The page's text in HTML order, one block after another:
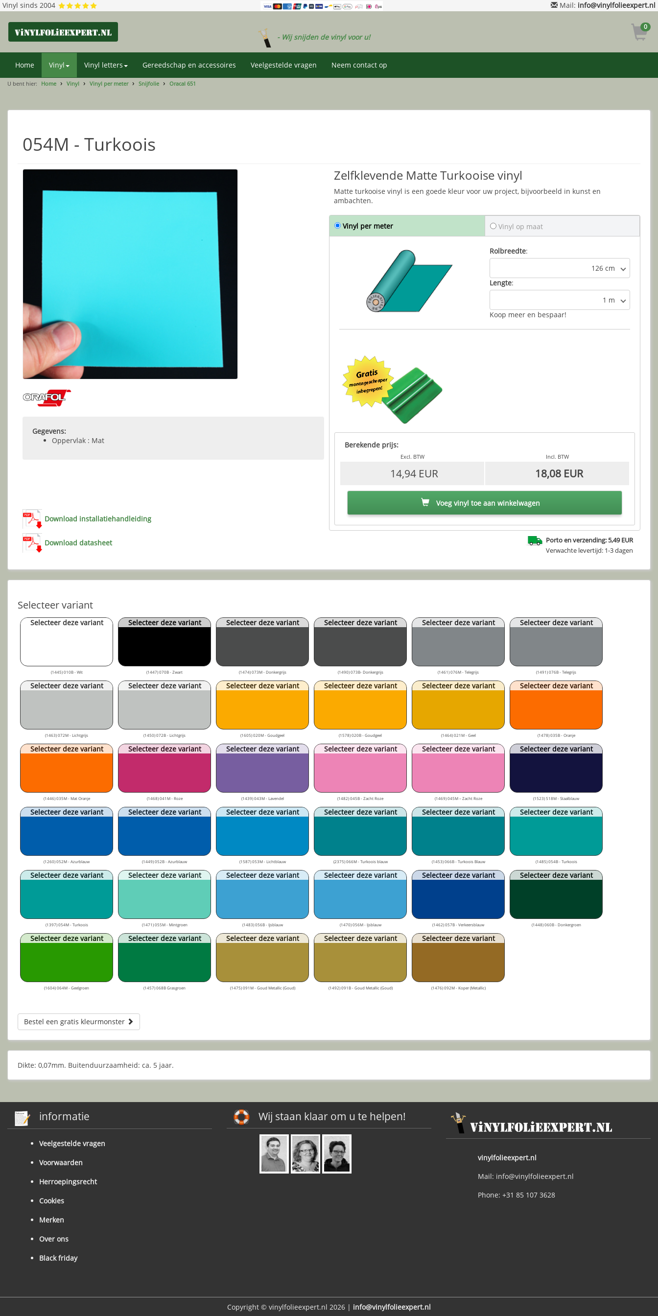
Vinyl sinds 2004 Mail: info@vinylfolieexpert.nl
- Wij snijden de vinyl voor u!
0
Home Vinyl Vinyl letters Gereedschap en accessoires Veelgestelde vragen Neem contact op
U bent hier: Home Vinyl Vinyl per meter Snijfolie Oracal 651
054M - Turkoois
Gegevens:
Oppervlak : Mat
Download installatiehandleiding
Download datasheet
Zelfklevende Matte Turkooise vinyl
Matte turkooise vinyl is een goede kleur voor uw project, bijvoorbeeld in kunst en
ambachten.
Vinyl per meter Vinyl op maat
Rolbreedte:
126 cm
Lengte:
1 m
Koop meer en bespaar!
Berekende prijs:
Excl. BTW Incl. BTW
14,94 EUR 18,08 EUR
Voeg vinyl toe aan winkelwagen
Porto en verzending: 5,49 EUR
Verwachte levertijd: 1-3 dagen
Selecteer variant
Selecteer deze variant
(1445) 010B - Wit
Selecteer deze variant
(1447) 070B - Zwart
Selecteer deze variant
(1474) 073M - Donkergrijs
Selecteer deze variant
(1490) 073B- Donkergrijs
Selecteer deze variant
(1461) 076M - Telegrijs
Selecteer deze variant
(1491) 076B - Telegrijs
Selecteer deze variant
(1463) 072M - Lichtgrijs
Selecteer deze variant
(1450) 072B - Lichtgrijs
Selecteer deze variant
(1605) 020M - Goudgeel
Selecteer deze variant
(1578) 020B - Goudgeel
Selecteer deze variant
(1464) 021M - Geel
Selecteer deze variant
(1478) 035B - Oranje
Selecteer deze variant
(1446) 035M - Mat Oranje
Selecteer deze variant
(1468) 041M - Roze
Selecteer deze variant
(1439) 043M - Lavendel
Selecteer deze variant
(1482) 045B - Zacht Roze
Selecteer deze variant
(1469) 045M – Zacht Roze
Selecteer deze variant
(1523) 518M - Staalblauw
Selecteer deze variant
(1260) 052M - Azurblauw
Selecteer deze variant
(1449) 052B - Azurblauw
Selecteer deze variant
(1587) 053M - Lichtblauw
Selecteer deze variant
(2375) 066M - Turkoois blauw
Selecteer deze variant
(1453) 066B - Turkoois Blauw
Selecteer deze variant
(1485) 054B - Turkoois
Selecteer deze variant
(1397) 054M - Turkoois
Selecteer deze variant
(1471) 055M - Mintgroen
Selecteer deze variant
(1483) 056B - Ijsblauw
Selecteer deze variant
(1470) 056M - Ijsblauw
Selecteer deze variant
(1462) 057B - Verkeersblauw
Selecteer deze variant
(1448) 060B - Donkergroen
Selecteer deze variant
(1604) 064M - Geelgroen
Selecteer deze variant
(1457) 068B Grasgroen
Selecteer deze variant
(1475) 091M - Goud Metallic (Goud)
Selecteer deze variant
(1492) 091B - Goud Metallic (Goud)
Selecteer deze variant
(1476) 092M - Koper (Metallic)
Bestel een gratis kleurmonster
Dikte: 0,07mm. Buitenduurzaamheid: ca. 5 jaar.
informatie
Veelgestelde vragen
Voorwaarden
Herroepingsrecht
Cookies
Merken
Over ons
Black friday
Wij staan klaar om u te helpen!
vinylfolieexpert.nl
Mail: info@vinylfolieexpert.nl
Phone: +31 85 107 3628
Copyright © vinylfolieexpert.nl 2026 | info@vinylfolieexpert.nl